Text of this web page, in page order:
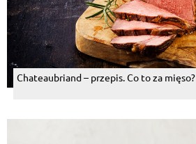
Chateaubriand – przepis. Co to za mięso?